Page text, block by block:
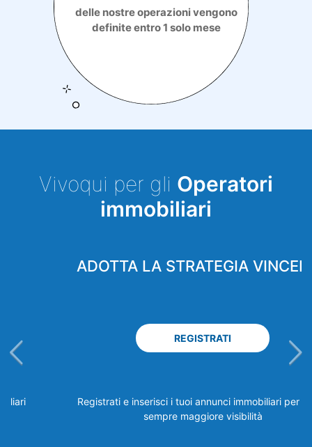
delle nostre operazioni vengono
definite entro 1 solo mese
Vivoqui per gli Operatori
immobiliari
ADOTTA LA STRATEGIA VINCENTE
REGISTRATI
Registrati e inserisci i tuoi annunci immobiliari per avere
sempre maggiore visibilità